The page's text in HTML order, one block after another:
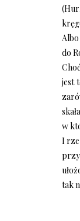
do
jest
w
I
tak